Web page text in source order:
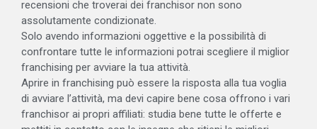
recensioni che troverai dei franchisor non sono
assolutamente condizionate.
Solo avendo informazioni oggettive e la possibilità di
confrontare tutte le informazioni potrai scegliere il miglior
franchising per avviare la tua attività.
Aprire in franchising può essere la risposta alla tua voglia
di avviare l’attività, ma devi capire bene cosa offrono i vari
franchisor ai propri affiliati: studia bene tutte le offerte e